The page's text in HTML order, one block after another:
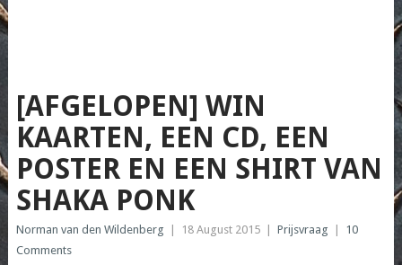
[AFGELOPEN] WIN
KAARTEN, EEN CD, EEN
POSTER EN EEN SHIRT VAN
SHAKA PONK
Norman van den Wildenberg 18 August 2015 Prijsvraag
10
Comments